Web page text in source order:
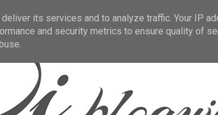
its services and to analyze traffic. Your IP
and security metrics to ensure quality of